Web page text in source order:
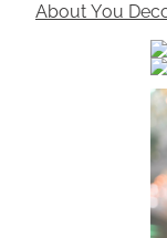
About You